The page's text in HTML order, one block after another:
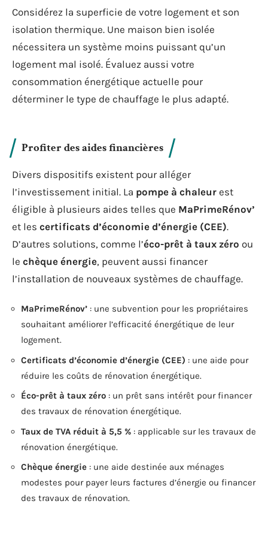
Considérez la superficie de votre logement et son
isolation thermique. Une maison bien isolée
nécessitera un système moins puissant qu’un
logement mal isolé. Évaluez aussi votre
consommation énergétique actuelle pour
déterminer le type de chauffage le plus adapté.
Profiter des aides financières
Divers dispositifs existent pour alléger
l’investissement initial. La pompe à chaleur est
éligible à plusieurs aides telles que MaPrimeRénov’
et les certificats d’économie d’énergie (CEE).
D’autres solutions, comme l’éco-prêt à taux zéro ou
le chèque énergie, peuvent aussi financer
l’installation de nouveaux systèmes de chauffage.
MaPrimeRénov’ : une subvention pour les propriétaires
souhaitant améliorer l’efficacité énergétique de leur
logement.
Certificats d’économie d’énergie (CEE) : une aide pour
réduire les coûts de rénovation énergétique.
Éco-prêt à taux zéro : un prêt sans intérêt pour financer
des travaux de rénovation énergétique.
Taux de TVA réduit à 5,5 % : applicable sur les travaux de
rénovation énergétique.
Chèque énergie : une aide destinée aux ménages
modestes pour payer leurs factures d’énergie ou financer
des travaux de rénovation.